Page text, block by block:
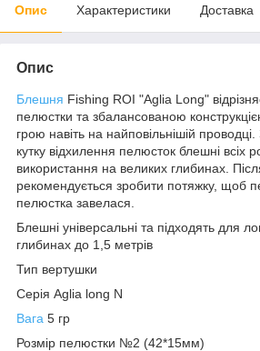
Опис Характеристики Доставка
Опис
Блешня Fishing ROI "Aglia Long"
пелюстки та збалансованою
грою навіть на найповільнішій
кутку відхилення пелюсток блешні всіх
використання на великих глибинах.
рекомендується зробити потяжку, щоб
пелюстка завелася.
Блешні універсальні та підходять для
глибинах до 1,5 метрів
Тип вертушки
Серія Aglia long N
Вага 5 гр
Розмір пелюстки №2 (42*15мм)